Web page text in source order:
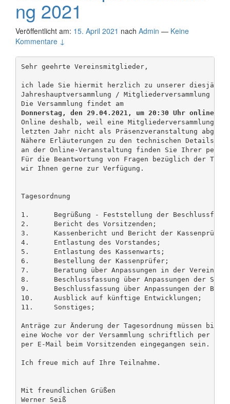
ng 2021
Veröffentlicht am: 15. April 2021 nach Admin — Keine
Kommentare ↓
Sehr geehrte Vereinsmitglieder,
ich lade Sie hiermit herzlich zu unserer
Jahreshauptversammlung / Mitgliederversammlung
Donnerstag, den 29.04.2021, um 20:30 Uhr online
Online deshalb, weil eine Mitgliederversammlung im
letzten Jahr nicht als Präsenzveranstaltung
Nähere Erläuterungen zu den technischen Details
an der Online-Veranstaltung finden Sie Ihrer
Für die Beantwortung von Fragen bezüglich der
wir Ihnen gerne zur Verfügung.
Tagesordnung
1.	Begrüßung - Feststellung der Beschlussfähigkeit;
2.	Bericht des Vorsitzenden;
3.	Kassenbericht und Bericht der Kassenprüfer;
4.	Entlastung des Vorstandes;
5.	Entlastung des Kassenwarts;
6.	Bestellung der Kassenprüfer;
7.	Beratung über Anpassungen in der Vereinssatzung;
8.	Beschlussfassung über Anpassungen der Satzung;
9.	Beschlussfassung über Anpassungen der Beitragssatzung;
10.	Ausblick auf künftige Entwicklungen;
11.	Sonstiges;
Anträge zur Änderung der Tagesordnung müssen bis
eine Woche vor der Versammlung schriftlich per
per E-Mail beim Vorsitzenden eingegangen sein.
Ich freue mich auf Ihre Teilnahme.
Mit freundlichen Grüßen
Werner Seiß